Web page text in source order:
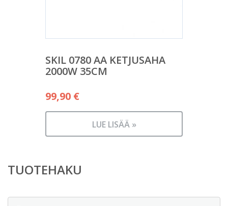
SKIL 0780 AA KETJUSAHA
2000W 35CM
99,90 €
LUE LISÄÄ »
TUOTEHAKU